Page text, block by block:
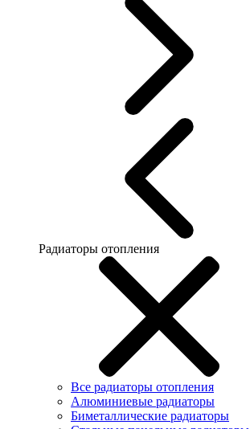
Радиаторы отопления
Все радиаторы отопления
Алюминиевые радиаторы
Биметаллические радиаторы